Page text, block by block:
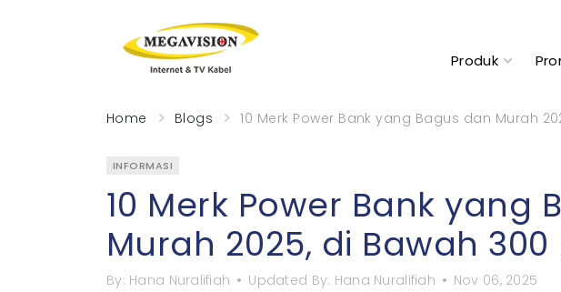
Produk
Home Blogs 10 Merk Power Bank yang Bagus dan Murah
INFORMASI
10 Merk Power Bank yang
Murah 2025, di Bawah 300
By: Hana Nuralifiah Updated By: Hana Nuralifiah Nov 06, 2025